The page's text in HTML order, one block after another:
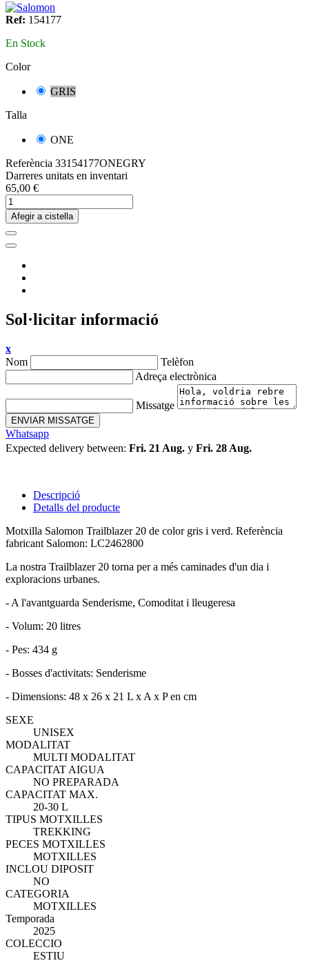
Ref: 154177
En Stock
Color
GRIS
Talla
ONE
Referència 33154177ONEGRY
Darreres unitats en inventari
65,00 €
Afegir a cistella
Sol·licitar informació
x
Nom
Telèfon
Adreça electrònica
Missatge
ENVIAR MISSATGE
Whatsapp
Expected delivery between: Fri. 21 Aug. y Fri. 28 Aug.
Descripció
Detalls del producte
Motxilla Salomon Trailblazer 20 de color gris i verd. Referència
fabricant Salomon: LC2462800
La nostra Trailblazer 20 torna per a més caminades d'un dia i
exploracions urbanes.
- A l'avantguarda Senderisme, Comoditat i lleugeresa
- Volum: 20 litres
- Pes: 434 g
- Bosses d'activitats: Senderisme
- Dimensions: 48 x 26 x 21 L x A x P en cm
SEXE
UNISEX
MODALITAT
MULTI MODALITAT
CAPACITAT AIGUA
NO PREPARADA
CAPACITAT MAX.
20-30 L
TIPUS MOTXILLES
TREKKING
PECES MOTXILLES
MOTXILLES
INCLOU DIPOSIT
NO
CATEGORIA
MOTXILLES
Temporada
2025
COLECCIO
ESTIU